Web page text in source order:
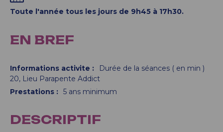
Toute l'année tous les jours de 9h45 à 17h30.
EN BREF
Informations activite :
Durée de la séances ( en min )
20 Lieu Parapente Addict
Prestations : 5 ans minimum
DESCRIPTIF